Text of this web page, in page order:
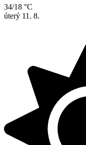
34/18 °C
úterý 11. 8.